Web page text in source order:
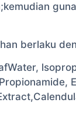
berlaku